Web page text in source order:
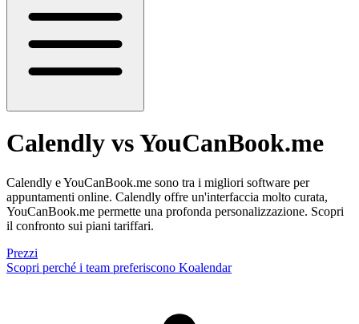
Calendly vs YouCanBook.me
Calendly e YouCanBook.me sono tra i migliori software per
appuntamenti online. Calendly offre un'interfaccia molto curata,
YouCanBook.me permette una profonda personalizzazione. Scopri
il confronto sui piani tariffari.
Prezzi
Scopri perché i team preferiscono Koalendar